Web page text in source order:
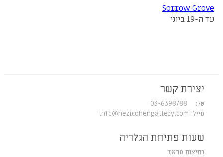
Sorrow Grove
עד ה-19 ביוני
יצירת קשר
טל: 03-6398788
מייל: info@hezicohengallery.com
שעות פתיחת הגלריה
בתיאום מראש